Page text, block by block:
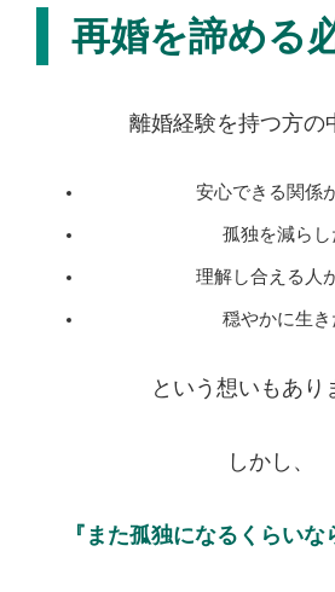
再婚を諦める
離婚経験を持つ方の
安心できる関係
孤独を減らし
理解し合える人
穏やかに生き
という想いもあり
しかし、
『また孤独になるくらいな